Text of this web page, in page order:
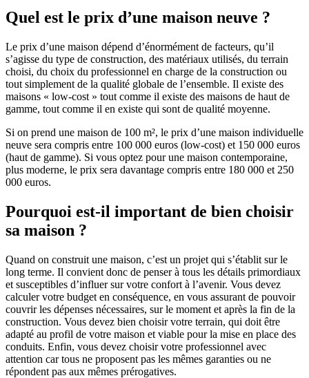
Quel est le prix d’une maison neuve ?
Le prix d’une maison dépend d’énormément de facteurs, qu’il
s’agisse du type de construction, des matériaux utilisés, du terrain
choisi, du choix du professionnel en charge de la construction ou
tout simplement de la qualité globale de l’ensemble. Il existe des
maisons « low-cost » tout comme il existe des maisons de haut de
gamme, tout comme il en existe qui sont de qualité moyenne.
Si on prend une maison de 100 m², le prix d’une maison individuelle
neuve sera compris entre 100 000 euros (low-cost) et 150 000 euros
(haut de gamme). Si vous optez pour une maison contemporaine,
plus moderne, le prix sera davantage compris entre 180 000 et 250
000 euros.
Pourquoi est-il important de bien choisir
sa maison ?
Quand on construit une maison, c’est un projet qui s’établit sur le
long terme. Il convient donc de penser à tous les détails primordiaux
et susceptibles d’influer sur votre confort à l’avenir. Vous devez
calculer votre budget en conséquence, en vous assurant de pouvoir
couvrir les dépenses nécessaires, sur le moment et après la fin de la
construction. Vous devez bien choisir votre terrain, qui doit être
adapté au profil de votre maison et viable pour la mise en place des
conduits. Enfin, vous devez choisir votre professionnel avec
attention car tous ne proposent pas les mêmes garanties ou ne
répondent pas aux mêmes prérogatives.